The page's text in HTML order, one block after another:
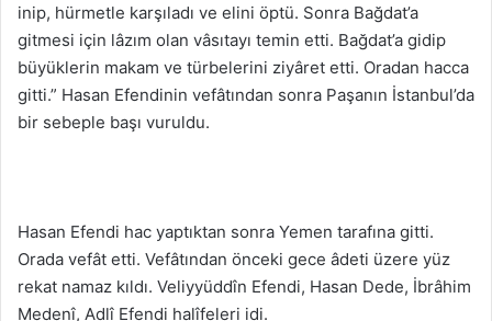
inip, hürmetle karşıladı ve elini öptü. Sonra Bağdat’a
gitmesi için lâzım olan vâsıtayı temin etti. Bağdat’a gidip
büyüklerin makam ve türbelerini ziyâret etti. Oradan hacca
gitti.” Hasan Efendinin vefâtından sonra Paşanın İstanbul’da
bir sebeple başı vuruldu.
Hasan Efendi hac yaptıktan sonra Yemen tarafına gitti.
Orada vefât etti. Vefâtından önceki gece âdeti üzere yüz
rekat namaz kıldı. Veliyyüddîn Efendi, Hasan Dede, İbrâhim
Medenî, Adlî Efendi halîfeleri idi.